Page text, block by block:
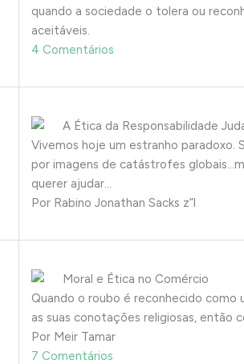
quando a sociedade o tolera ou
aceitáveis.
4 Comentários
A Ética da Responsabilidade
Vivemos hoje um estranho paradoxo.
por imagens de catástrofes
querer ajudar…
Por Rabino Jonathan Sacks z”l
Moral e Ética no Comércio
Quando o roubo é reconhecido como
as suas conotações religiosas, então
Por Meir Tamar
7 Comentários